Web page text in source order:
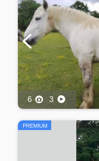
6 3
PREMIUM